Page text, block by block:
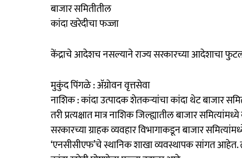
बाजार समितीतील
कांदा खरेदीचा फज्जा
केंद्राचे आदेशच नसल्याने राज्य सरकारच्या आदेशाचा
मुकुंद पिंगळे : ॲग्रोवन वृत्तसेवा
नाशिक : कांदा उत्पादक शेतकऱ्यांचा कांदा थेट बाजार
तरी प्रत्यक्षात मात्र नाशिक जिल्ह्यातील बाजार
सरकारच्या ग्राहक व्यवहार विभागाकडून बाजार
‘एनसीसीएफ’चे स्थानिक शाखा व्यवस्थापक सांगत आहेत.